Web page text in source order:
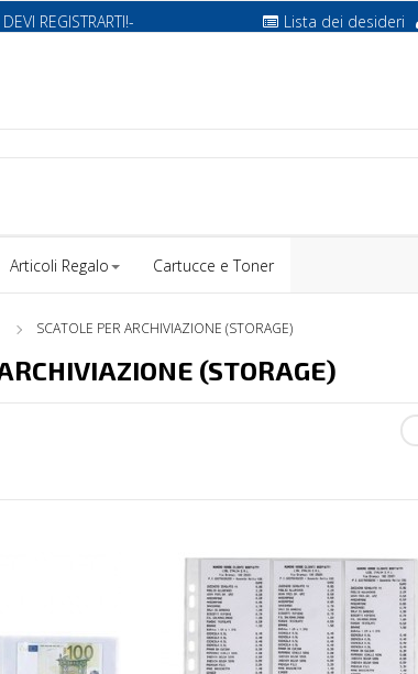
REGISTRARTI!- Lista dei desideri
Articoli Regalo Cartucce e Toner
SCATOLE PER ARCHIVIAZIONE (STORAGE)
(STORAGE)